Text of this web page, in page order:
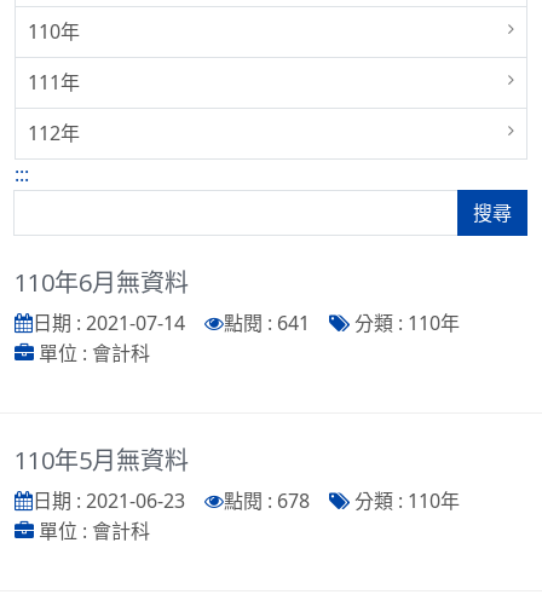
110年
111年
112年
:::
搜尋
110年6月無資料
日期 : 2021-07-14 點閱 : 641
分類 : 110年
單位 : 會計科
110年5月無資料
日期 : 2021-06-23 點閱 : 678
分類 : 110年
單位 : 會計科